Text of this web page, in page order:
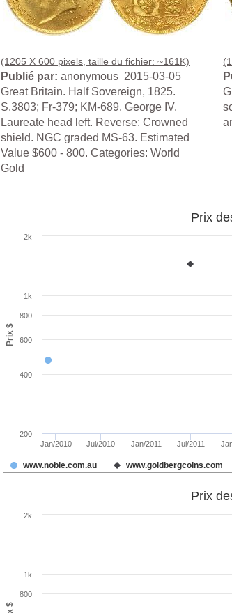
(1205 X 600 pixels, taille du fichier: ~161K)
Publié par: anonymous 2015-03-05
Great Britain. Half Sovereign, 1825.
S.3803; Fr-379; KM-689. George IV.
Laureate head left. Reverse: Crowned
shield. NGC graded MS-63. Estimated
Value $600 - 800. Categories: World
Gold